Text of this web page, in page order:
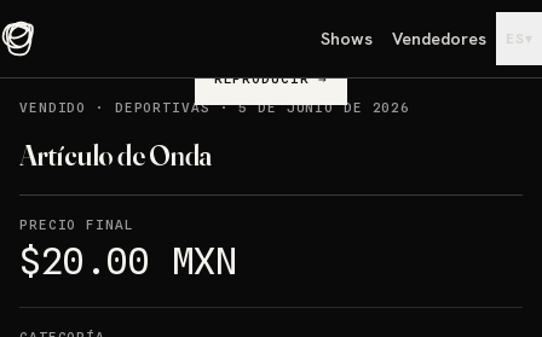
Shows Vendedores ES ▾
REPRODUCIR→
VENDIDO
· DEPORTIVAS·5 DE JUNIO DE 2026
Artículo de Onda
PRECIO FINAL
$20.00 MXN